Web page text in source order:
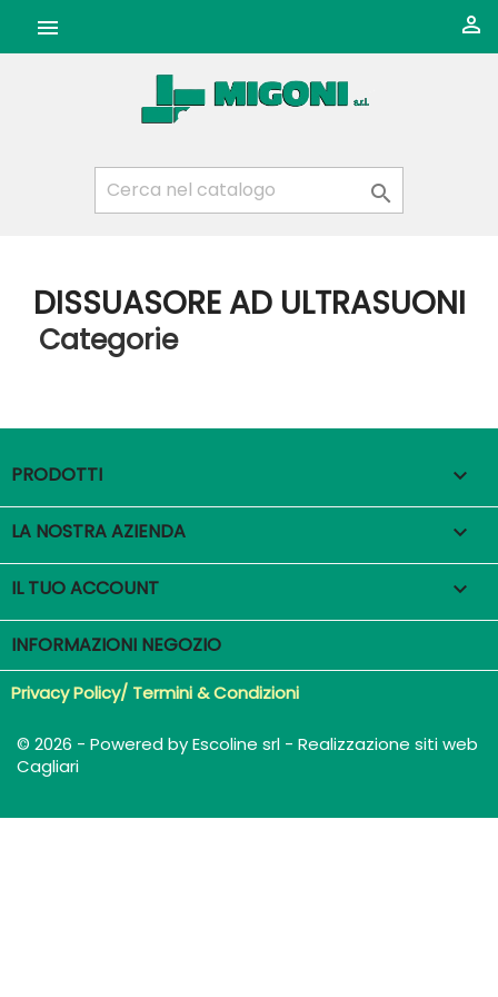
 

DISSUASORE AD ULTRASUONI
Categorie
PRODOTTI 
LA NOSTRA AZIENDA 
IL TUO ACCOUNT 
INFORMAZIONI NEGOZIO
Privacy Policy/ Termini & Condizioni
© 2026 - Powered by Escoline srl - Realizzazione siti web
Cagliari